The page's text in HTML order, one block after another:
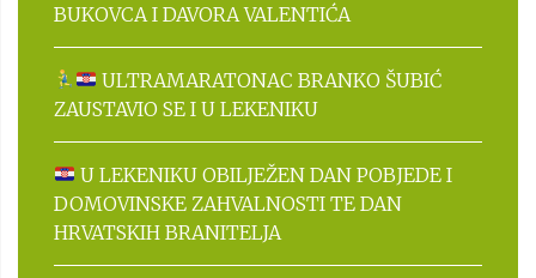
BUKOVCA I DAVORA VALENTIĆA
ULTRAMARATONAC BRANKO ŠUBIĆ
ZAUSTAVIO SE I U LEKENIKU
U LEKENIKU OBILJEŽEN DAN POBJEDE I
DOMOVINSKE ZAHVALNOSTI TE DAN
HRVATSKIH BRANITELJA